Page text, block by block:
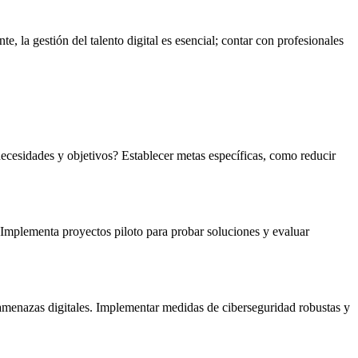
la gestión del talento digital es esencial; contar con profesionales
y objetivos? Establecer metas específicas, como reducir
proyectos piloto para probar soluciones y evaluar
digitales. Implementar medidas de ciberseguridad robustas y